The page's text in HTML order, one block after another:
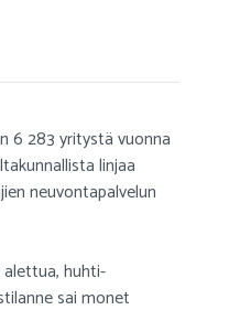
283 yritystä vuonna
linjaa
neuvontapalvelun
huhti-
sai monet